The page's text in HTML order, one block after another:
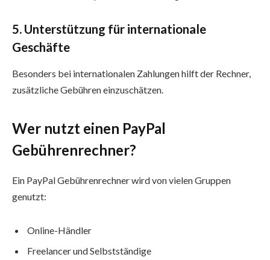
5. Unterstützung für internationale
Geschäfte
Besonders bei internationalen Zahlungen hilft der Rechner,
zusätzliche Gebühren einzuschätzen.
Wer nutzt einen PayPal
Gebührenrechner?
Ein PayPal Gebührenrechner wird von vielen Gruppen
genutzt:
Online-Händler
Freelancer und Selbstständige